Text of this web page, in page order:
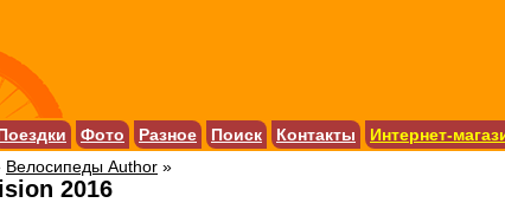
Фото Разное Поиск Контакты
Интернет-
Велосипеды Author »
2016